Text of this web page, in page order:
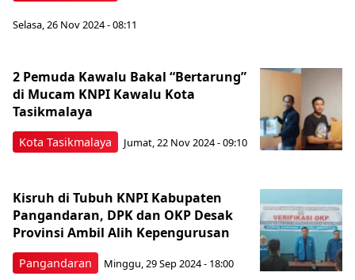
Selasa, 26 Nov 2024 - 08:11
Kota Tasikmalaya
2 Pemuda Kawalu Bakal “Bertarung”
di Mucam KNPI Kawalu Kota
Tasikmalaya
Jumat, 22 Nov 2024 - 09:10
Pangandaran
Kisruh di Tubuh KNPI Kabupaten
Pangandaran, DPK dan OKP Desak
Provinsi Ambil Alih Kepengurusan
Minggu, 29 Sep 2024 - 18:00